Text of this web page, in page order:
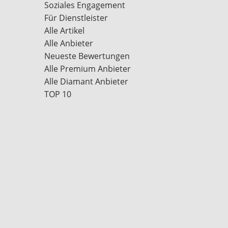
Soziales Engagement
Für Dienstleister
Alle Artikel
Alle Anbieter
Neueste Bewertungen
Alle Premium Anbieter
Alle Diamant Anbieter
TOP 10